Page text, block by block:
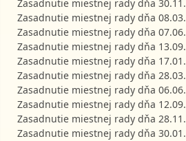
Zasadnutie miestnej rady dňa
Zasadnutie miestnej rady dňa
Zasadnutie miestnej rady dňa
Zasadnutie miestnej rady dňa
Zasadnutie miestnej rady dňa
Zasadnutie miestnej rady dňa
Zasadnutie miestnej rady dňa
Zasadnutie miestnej rady dňa
Zasadnutie miestnej rady dňa
Zasadnutie miestnej rady dňa